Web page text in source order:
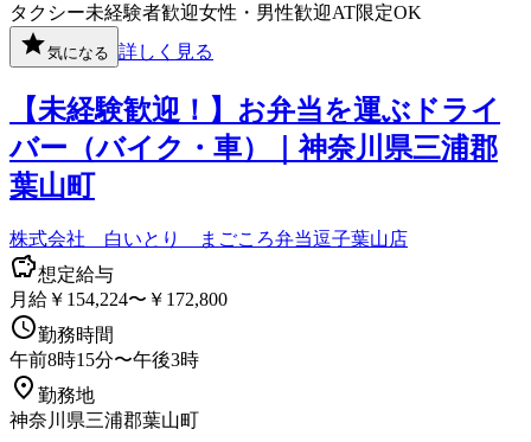
タクシー未経験者歓迎女性・男性歓迎AT限定OK
気になる 詳しく見る
【未経験歓迎！】お弁当を運ぶドライ
バー（バイク・車）｜神奈川県三浦郡
葉山町
株式会社 白いとり まごころ弁当逗子葉山店
想定給与
月給￥154,224〜￥172,800
勤務時間
午前8時15分〜午後3時
勤務地
神奈川県三浦郡葉山町